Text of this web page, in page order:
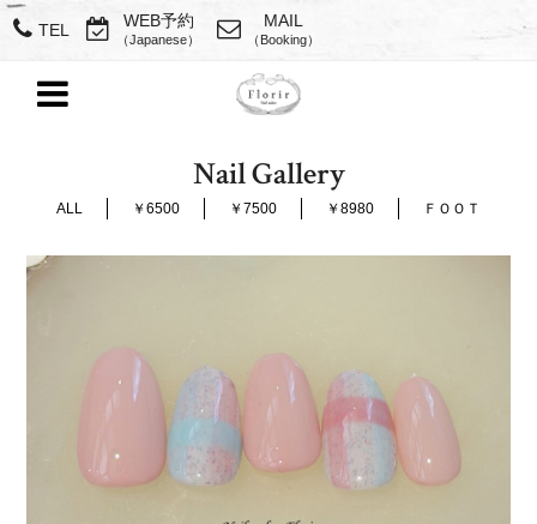
TEL WEB予約
（Japanese）
MAIL
（Booking）
Nail Gallery
ALL ￥6500 ￥7500 ￥8980 ＦＯＯＴ